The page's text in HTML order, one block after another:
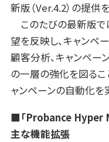
新版（Ver.4.2）の提供
このたびの最新版で
望を反映し、キャンペ
顧客分析、キャンペー
の一層の強化を図るこ
ャンペーンの自動化を
■「Probance Hyper
主な機能拡張